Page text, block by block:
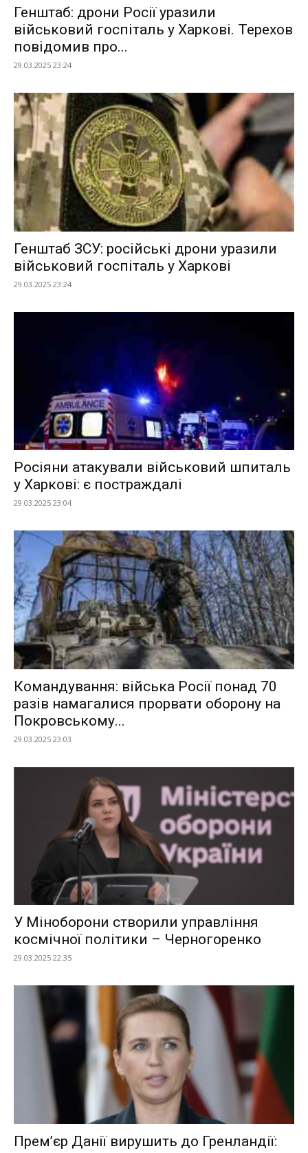
Генштаб: дрони Росії уразили
військовий госпіталь у Харкові. Терехов
повідомив про...
29.03.2025 23:24
Генштаб ЗСУ: російські дрони уразили
військовий госпіталь у Харкові
29.03.2025 23:24
Росіяни атакували військовий шпиталь
у Харкові: є постраждалі
29.03.2025 23:04
Командування: війська Росії понад 70
разів намагалися прорвати оборону на
Покровському...
29.03.2025 23:03
У Міноборони створили управління
космічної політики – Черногоренко
29.03.2025 22:35
Прем’єр Данії вирушить до Гренландії: